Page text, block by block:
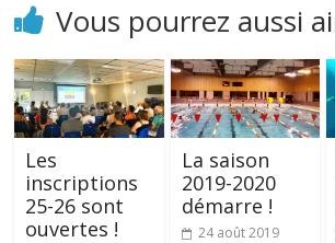
Vous pourrez aussi
Les
inscriptions
25-26 sont
ouvertes !
La saison
2019-2020
démarre !
24 août 2019